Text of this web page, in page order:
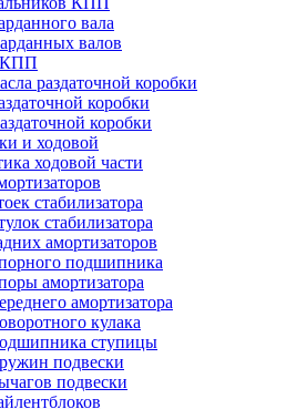
вала
валов
раздаточной коробки
коробки
коробки
и ходовой
ходовой части
стабилизатора
стабилизатора
амортизаторов
подшипника
амортизатора
амортизатора
кулака
ступицы
подвески
подвески